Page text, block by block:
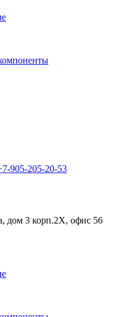
905-205-20-53
дом 3 корп.2X, офис 56